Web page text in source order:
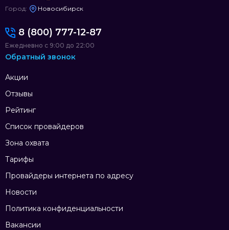
Город: Новосибирск
Акции
Отзывы
Рейтинг
Список провайдеров
Зона охвата
Тарифы
Провайдеры интернета по адресу
Новости
Политика конфиденциальности
Вакансии
8 (800) 777-12-87
Ежедневно с 9:00 до 22:00
Обратный звонок